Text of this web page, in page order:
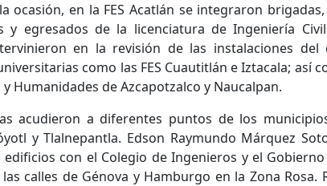
ocasión, en la FES Acatlán se integraron
y egresados de la licenciatura de Ingeniería
en la revisión de las instalaciones del
como las FES Cuautitlán e Iztacala; así
y Humanidades de Azcapotzalco y Naucalpan.
acudieron a diferentes puntos de los
y Tlalnepantla. Edson Raymundo Márquez
edificios con el Colegio de Ingenieros y el
calles de Génova y Hamburgo en la Zona Rosa.